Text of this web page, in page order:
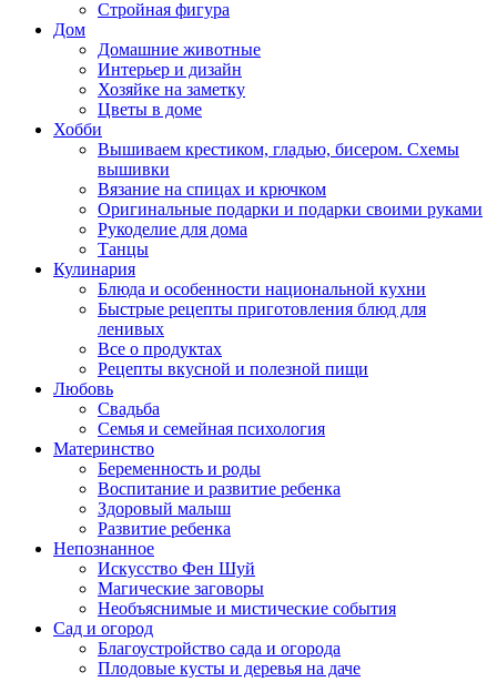
Стройная фигура
Дом
Домашние животные
Интерьер и дизайн
Хозяйке на заметку
Цветы в доме
Хобби
Вышиваем крестиком, гладью, бисером. Схемы
вышивки
Вязание на спицах и крючком
Оригинальные подарки и подарки своими руками
Рукоделие для дома
Танцы
Кулинария
Блюда и особенности национальной кухни
Быстрые рецепты приготовления блюд для
ленивых
Все о продуктах
Рецепты вкусной и полезной пищи
Любовь
Свадьба
Семья и семейная психология
Материнство
Беременность и роды
Воспитание и развитие ребенка
Здоровый малыш
Развитие ребенка
Непознанное
Искусство Фен Шуй
Магические заговоры
Необъяснимые и мистические события
Сад и огород
Благоустройство сада и огорода
Плодовые кусты и деревья на даче